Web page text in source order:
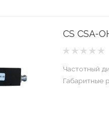
CS CSA-
Частотный
Габаритные